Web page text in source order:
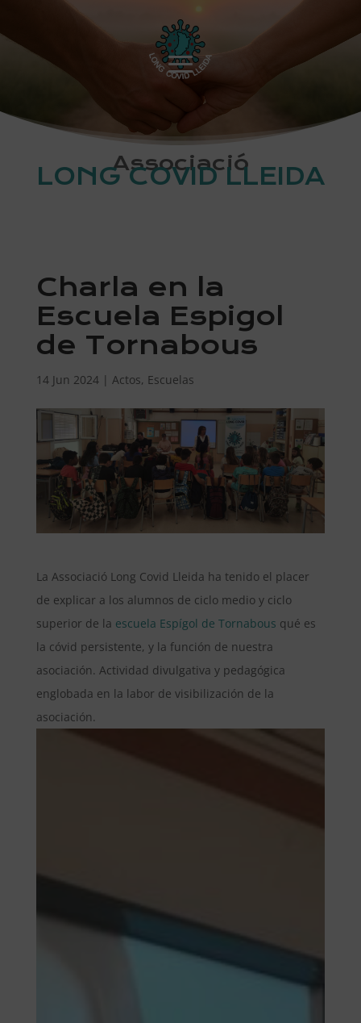
Associació
LONG COVID LLEIDA
Charla en la
Escuela Espigol
de Tornabous
14 Jun 2024| Actos, Escuelas
La Associació Long Covid Lleida ha tenido el placer
de explicar a los alumnos de ciclo medio y ciclo
superior de la escuela Espígol de Tornabous qué es
la cóvid persistente, y la función de nuestra
asociación. Actividad divulgativa y pedagógica
englobada en la labor de visibilización de la
asociación.